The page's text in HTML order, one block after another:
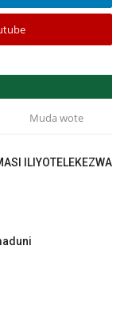
Muda wote
ILIYOTELEKEZWA